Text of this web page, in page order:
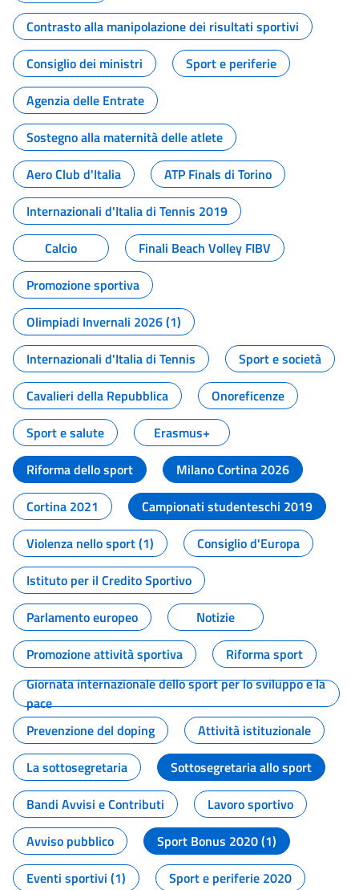
Contrasto alla manipolazione dei risultati sportivi
Consiglio dei ministri
Sport e periferie
Agenzia delle Entrate
Sostegno alla maternità delle atlete
Aero Club d'Italia
ATP Finals di Torino
Internazionali d'Italia di Tennis 2019
Calcio
Finali Beach Volley FIBV
Promozione sportiva
Olimpiadi Invernali 2026 (1)
Internazionali d'Italia di Tennis
Sport e società
Cavalieri della Repubblica
Onoreficenze
Sport e salute
Erasmus+
Riforma dello sport
Milano Cortina 2026
Cortina 2021
Campionati studenteschi 2019
Violenza nello sport (1)
Consiglio d'Europa
Istituto per il Credito Sportivo
Parlamento europeo
Notizie
Promozione attività sportiva
Riforma sport
Giornata internazionale dello sport per lo sviluppo e la
pace
Prevenzione del doping
Attività istituzionale
La sottosegretaria
Sottosegretaria allo sport
Bandi Avvisi e Contributi
Lavoro sportivo
Avviso pubblico
Sport Bonus 2020 (1)
Eventi sportivi (1)
Sport e periferie 2020